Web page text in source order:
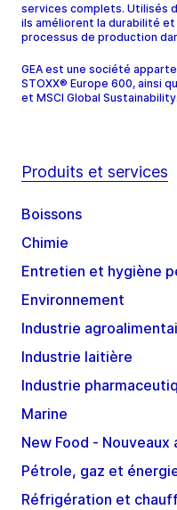
services complets. Utilisés
ils améliorent la durabilité
processus de production
GEA est une société
STOXX® Europe 600, ainsi
et MSCI Global Sustainability.
Produits et services
Boissons
Chimie
Entretien et hygiène
Environnement
Industrie
Industrie laitière
Industrie
Marine
New Food - Nouveaux
Pétrole, gaz et
Réfrigération et